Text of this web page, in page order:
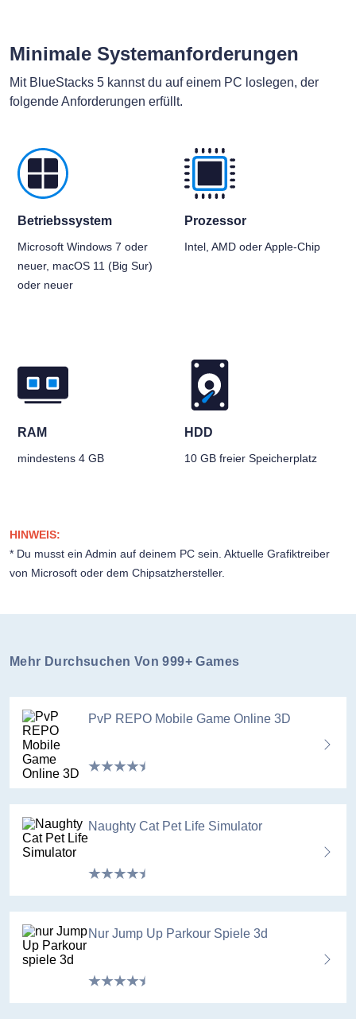
Minimale Systemanforderungen
Mit BlueStacks 5 kannst du auf einem PC loslegen, der
folgende Anforderungen erfüllt.
Betriebssystem
Microsoft Windows 7 oder
neuer, macOS 11 (Big Sur)
oder neuer
Prozessor
Intel, AMD oder Apple-Chip
RAM
mindestens 4 GB
HDD
10 GB freier Speicherplatz
HINWEIS:
* Du musst ein Admin auf deinem PC sein. Aktuelle Grafiktreiber
von Microsoft oder dem Chipsatzhersteller.
Mehr Durchsuchen Von 999+ Games
PvP REPO Mobile Game Online 3D
Naughty Cat Pet Life Simulator
Nur Jump Up Parkour Spiele 3d